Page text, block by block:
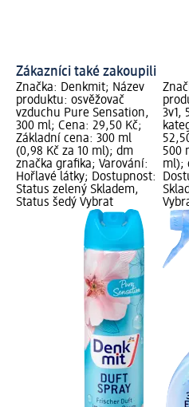
Zákazníci také zakoupili
Značka: Denkmit; Název
produktu: osvěžovač
vzduchu Pure Sensation,
300 ml; Cena: 29,50 Kč;
Základní cena: 300 ml
(0,98 Kč za 10 ml); dm
značka grafika; Varování:
Hořlavé látky; Dostupnost:
Status zelený Skladem,
Status šedý Vybrat
3v1,
500
ml);